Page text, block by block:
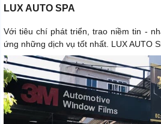
LUX AUTO SPA
Với tiêu chí phát triển, trao niềm tin -
ứng những dịch vụ tốt nhất. LUX AUTO